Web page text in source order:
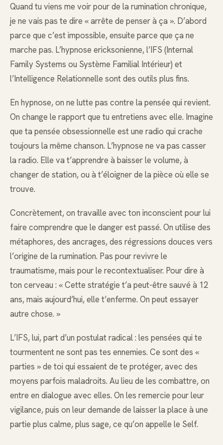
Quand tu viens me voir pour de la rumination chronique,
je ne vais pas te dire « arrête de penser à ça ». D’abord
parce que c’est impossible, ensuite parce que ça ne
marche pas. L’hypnose ericksonienne, l’IFS (Internal
Family Systems ou Système Familial Intérieur) et
l’Intelligence Relationnelle sont des outils plus fins.
En hypnose, on ne lutte pas contre la pensée qui revient.
On change le rapport que tu entretiens avec elle. Imagine
que ta pensée obsessionnelle est une radio qui crache
toujours la même chanson. L’hypnose ne va pas casser
la radio. Elle va t’apprendre à baisser le volume, à
changer de station, ou à t’éloigner de la pièce où elle se
trouve.
Concrètement, on travaille avec ton inconscient pour lui
faire comprendre que le danger est passé. On utilise des
métaphores, des ancrages, des régressions douces vers
l’origine de la rumination. Pas pour revivre le
traumatisme, mais pour le recontextualiser. Pour dire à
ton cerveau : « Cette stratégie t’a peut-être sauvé à 12
ans, mais aujourd’hui, elle t’enferme. On peut essayer
autre chose. »
L’IFS, lui, part d’un postulat radical : les pensées qui te
tourmentent ne sont pas tes ennemies. Ce sont des «
parties » de toi qui essaient de te protéger, avec des
moyens parfois maladroits. Au lieu de les combattre, on
entre en dialogue avec elles. On les remercie pour leur
vigilance, puis on leur demande de laisser la place à une
partie plus calme, plus sage, ce qu’on appelle le Self.